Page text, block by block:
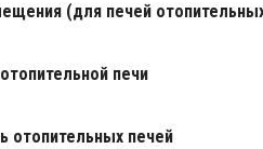
(для печей
печи
отопительных печей